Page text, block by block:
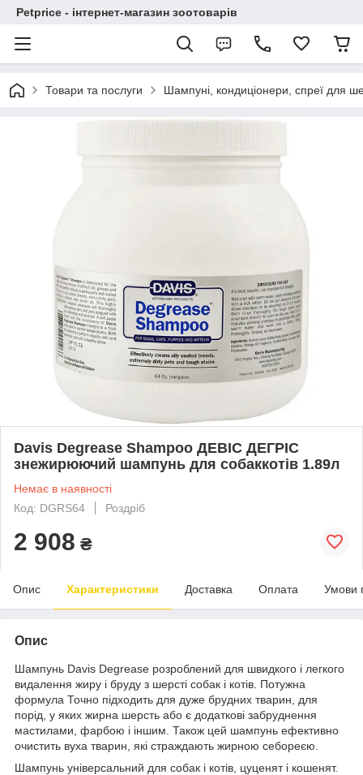
Petprice - інтернет-магазин зоотоварів
Товари та послуги Шампуні, кондиціонери, спреї для
Davis Degrease Shampoo ДЕВІС ДЕГРІС
знежирюючий шампунь для собаккотів 1.89л
Немає в наявності
Код: DGRS64
Роздріб
2 908 ₴
Опис Характеристики Доставка Оплата Умови
Опис
Шампунь Davis Degrease розроблений для швидкого і легкого
видалення жиру і бруду з шерсті собак і котів. Потужна
формула Точно підходить для дуже брудних тварин, для
порід, у яких жирна шерсть або є додаткові забруднення
мастилами, фарбою і іншим. Також цей шампунь ефективно
очистить вуха тварин, які страждають жирною себореєю.
Шампунь універсальний для собак і котів, цуценят і кошенят.